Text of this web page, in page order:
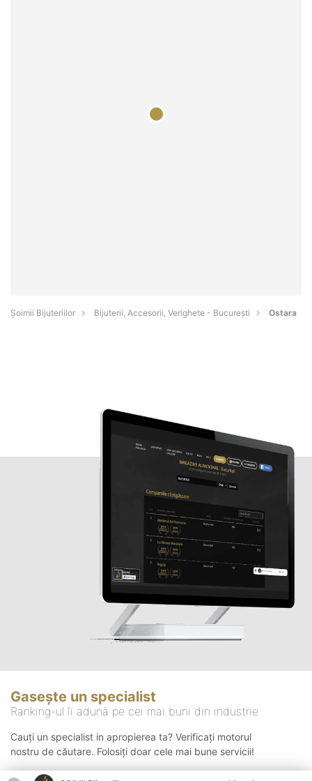
Şoimii Bijuteriilor Bijuterii, Accesorii, Verighete - Bucureşti Ostara
Gasește un specialist
Ranking-ul îi adună pe cei mai buni din industrie
Cauți un specialist in apropierea ta? Verificați motorul
nostru de căutare. Folosiți doar cele mai bune servicii!